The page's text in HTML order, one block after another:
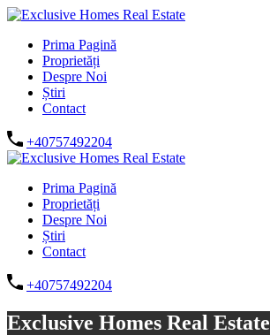
Prima Pagină
Proprietăți
Despre Noi
Știri
Contact
+40757492204
Prima Pagină
Proprietăți
Despre Noi
Știri
Contact
+40757492204
Exclusive Homes Real Estate